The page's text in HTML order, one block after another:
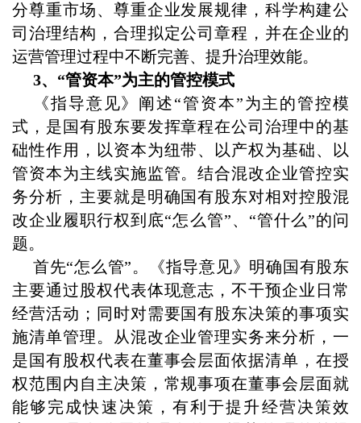
分尊重市场、尊重企业发展规律，科学构建公
司治理结构，合理拟定公司章程，并在企业的
运营管理过程中不断完善、提升治理效能。
3、“管资本”为主的管控模式
《指导意见》阐述“管资本”为主的管控模
式，是国有股东要发挥章程在公司治理中的基
础性作用，以资本为纽带、以产权为基础、以
管资本为主线实施监管。结合混改企业管控实
务分析，主要就是明确国有股东对相对控股混
改企业履职行权到底“怎么管”、“管什么”的问
题。
首先“怎么管”。《指导意见》明确国有股东
主要通过股权代表体现意志，不干预企业日常
经营活动；同时对需要国有股东决策的事项实
施清单管理。从混改企业管理实务来分析，一
是国有股权代表在董事会层面依据清单，在授
权范围内自主决策，常规事项在董事会层面就
能够完成快速决策，有利于提升经营决策效